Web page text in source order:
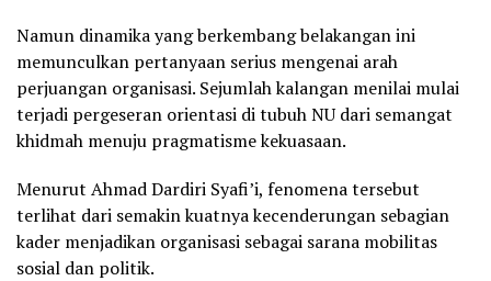
Namun dinamika yang berkembang belakangan ini
memunculkan pertanyaan serius mengenai arah
perjuangan organisasi. Sejumlah kalangan menilai mulai
terjadi pergeseran orientasi di tubuh NU dari semangat
khidmah menuju pragmatisme kekuasaan.
Menurut Ahmad Dardiri Syafi’i, fenomena tersebut
terlihat dari semakin kuatnya kecenderungan sebagian
kader menjadikan organisasi sebagai sarana mobilitas
sosial dan politik.